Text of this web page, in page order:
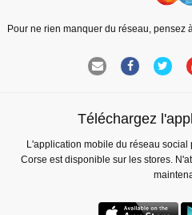
Pour ne rien manquer du réseau, pensez
Téléchargez
L'application mobile du réseau
Corse est disponible sur les stores.